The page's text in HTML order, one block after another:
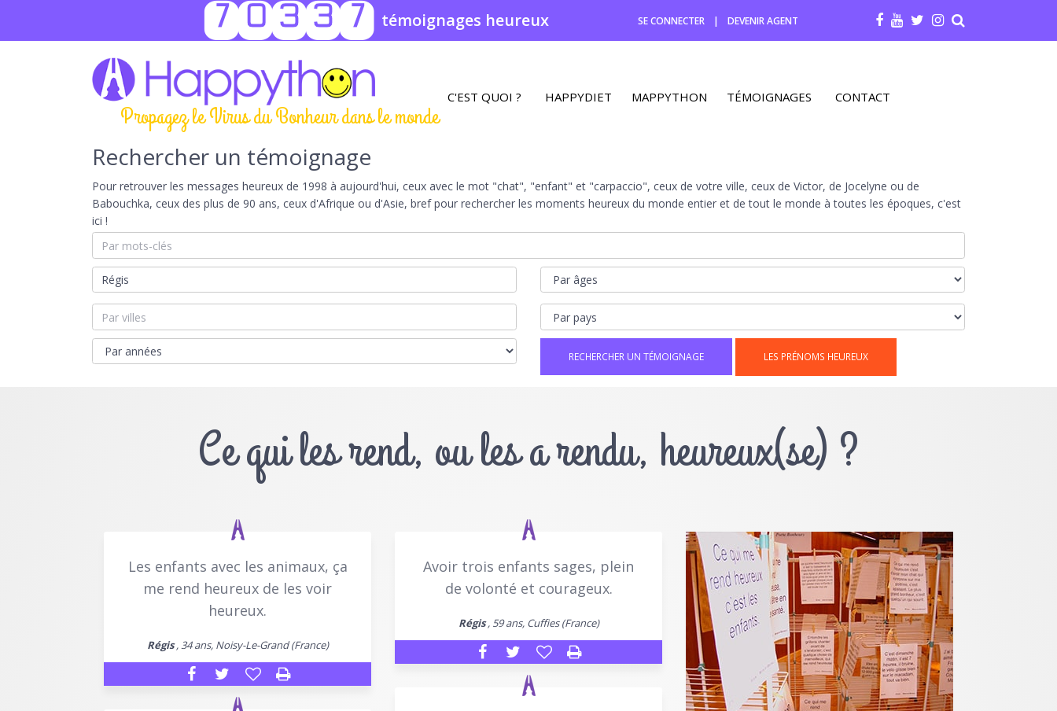
70337 témoignages heureux SE CONNECTER | DEVENIR AGENT
Propagez le Virus du Bonheur dans le monde
C'EST QUOI ? HAPPYDIET MAPPYTHON TÉMOIGNAGES CONTACT
Rechercher un témoignage
Pour retrouver les messages heureux de 1998 à aujourd'hui, ceux avec le mot "chat", "enfant" et "carpaccio", ceux de votre ville, ceux de Victor, de Jocelyne ou de
Babouchka, ceux des plus de 90 ans, ceux d'Afrique ou d'Asie, bref pour rechercher les moments heureux du monde entier et de tout le monde à toutes les époques, c'est
ici !
LES PRÉNOMS HEUREUX
Ce qui les rend, ou les a rendu, heureux(se) ?
Les enfants avec les animaux, ça
me rend heureux de les voir
heureux.
Régis, 34 ans, Noisy-Le-Grand (France)
Avoir trois enfants sages, plein
de volonté et courageux.
Régis, 59 ans, Cuffies (France)